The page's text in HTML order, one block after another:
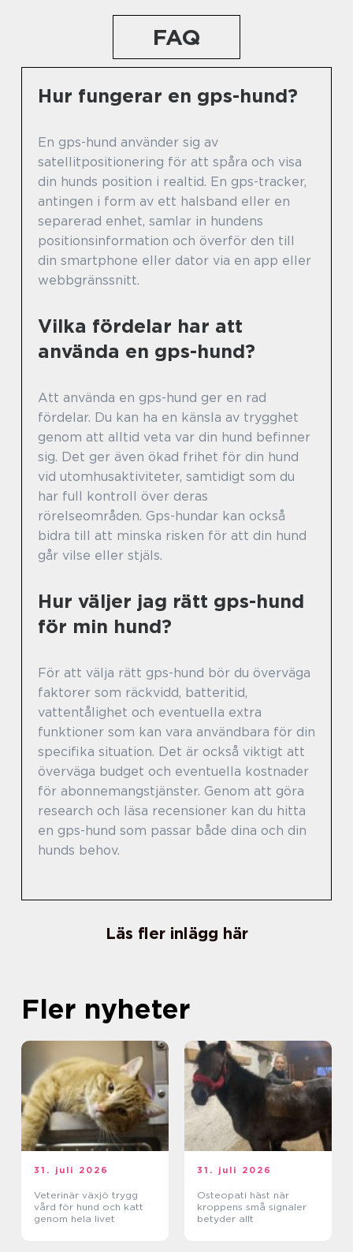
FAQ
Hur fungerar en gps-hund?
En gps-hund använder sig av
satellitpositionering för att spåra och visa
din hunds position i realtid. En gps-tracker,
antingen i form av ett halsband eller en
separerad enhet, samlar in hundens
positionsinformation och överför den till
din smartphone eller dator via en app eller
webbgränssnitt.
Vilka fördelar har att
använda en gps-hund?
Att använda en gps-hund ger en rad
fördelar. Du kan ha en känsla av trygghet
genom att alltid veta var din hund befinner
sig. Det ger även ökad frihet för din hund
vid utomhusaktiviteter, samtidigt som du
har full kontroll över deras
rörelseområden. Gps-hundar kan också
bidra till att minska risken för att din hund
går vilse eller stjäls.
Hur väljer jag rätt gps-hund
för min hund?
För att välja rätt gps-hund bör du överväga
faktorer som räckvidd, batteritid,
vattentålighet och eventuella extra
funktioner som kan vara användbara för din
specifika situation. Det är också viktigt att
överväga budget och eventuella kostnader
för abonnemangstjänster. Genom att göra
research och läsa recensioner kan du hitta
en gps-hund som passar både dina och din
hunds behov.
Läs fler inlägg här
Fler nyheter
31. juli 2026
Veterinär växjö trygg
vård för hund och katt
genom hela livet
31. juli 2026
Osteopati häst när
kroppens små signaler
betyder allt